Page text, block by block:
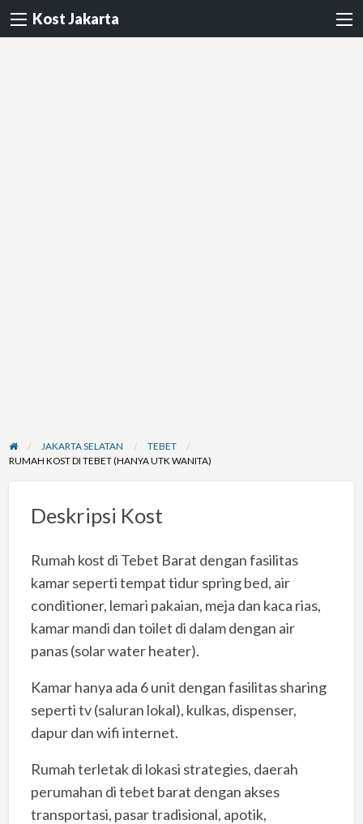
Kost Jakarta
JAKARTA SELATAN
TEBET
RUMAH KOST DI TEBET (HANYA UTK WANITA)
Deskripsi Kost
Rumah kost di Tebet Barat dengan fasilitas
kamar seperti tempat tidur spring bed, air
conditioner, lemari pakaian, meja dan kaca rias,
kamar mandi dan toilet di dalam dengan air
panas (solar water heater).
Kamar hanya ada 6 unit dengan fasilitas sharing
seperti tv (saluran lokal), kulkas, dispenser,
dapur dan wifi internet.
Rumah terletak di lokasi strategies, daerah
perumahan di tebet barat dengan akses
transportasi, pasar tradisional, apotik,